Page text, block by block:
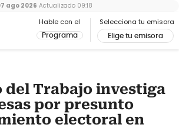
Hable con el
Programa
Selecciona tu emisora
Elige tu emisora
ago 2026 Actualizado 09:18
Trabajo investiga
por presunto
electoral en